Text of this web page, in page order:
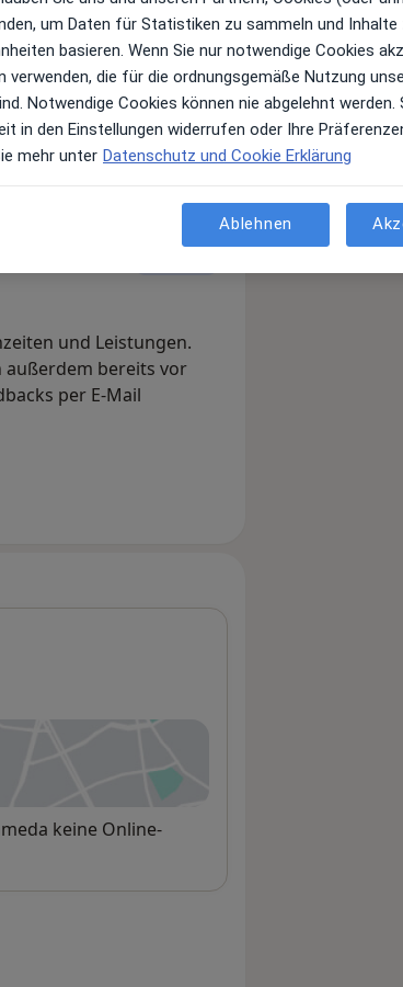
Kosten
über Leistungen
und Leistungen.
außerdem bereits vor
per E-Mail
Registerkarte
keine Online-
um Daten für Statistiken zu sammeln und Inhalte
basieren. Wenn Sie nur notwendige Cookies
verwenden, die für die ordnungsgemäße Nutzung
Notwendige Cookies können nie abgelehnt werden.
in den Einstellungen widerrufen oder Ihre
mehr unter Datenschutz und Cookie Erklärung
Ablehnen